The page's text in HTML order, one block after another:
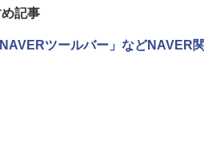
記事
ツールバー」などNAVER